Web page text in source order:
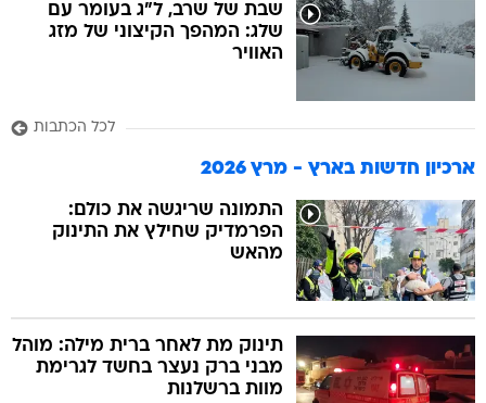
שבת של שרב, ל"ג בעומר עם
שלג: המהפך הקיצוני של מזג
האוויר
לכל הכתבות
ארכיון חדשות בארץ - מרץ 2026
התמונה שריגשה את כולם:
הפרמדיק שחילץ את התינוק
מהאש
תינוק מת לאחר ברית מילה: מוהל
מבני ברק נעצר בחשד לגרימת
מוות ברשלנות